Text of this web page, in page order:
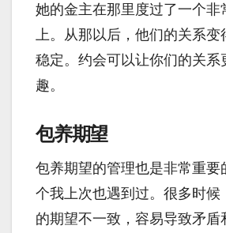
她的金主在那里度过了一个非
上。从那以后，他们的关系
稳定。约会可以让你们的关系
趣。
包养期望
包养期望的管理也是非常重要
个我上次也遇到过。很多时候
的期望不一致，容易导致矛盾